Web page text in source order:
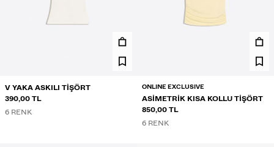
V YAKA ASKILI TIŞÖRT
390,00 TL
6 RENK
ONLINE EXCLUSIVE
ASIMETRIK KISA KOLLU TIŞÖRT
850,00 TL
6 RENK